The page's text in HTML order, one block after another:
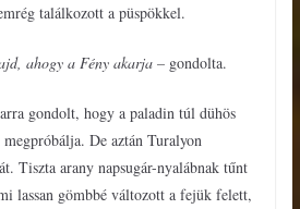
találkozott a püspökkel.
ahogy a Fény akarja – gondolta.
gondolt, hogy a paladin túl dühös
De aztán Turalyon
Tiszta arany napsugár-nyalábnak tűnt
lassan gömbbé változott a fejük felett,